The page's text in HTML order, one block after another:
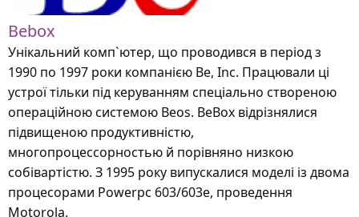
Bebox
Унікальний комп`ютер, що проводився в період з
1990 по 1997 роки компанією Be, Inc. Працювали ці
устрої тільки під керуванням спеціально створеною
операційною системою Beos. BeBох відрізнялися
підвищеною продуктивністю,
многопроцессорностью й порівняно низкою
собівартістю. З 1995 року випускалися моделі із двома
процесорами Powerpc 603/603е, проведення
Motorola.